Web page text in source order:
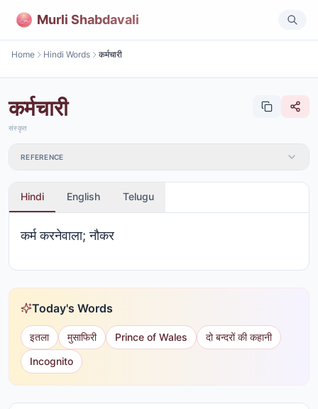
Murli Shabdavali
Home Hindi Words कर्मचारी
कर्मचारी
संस्कृत
REFERENCE
Hindi English Telugu
कर्म करनेवाला; नौकर
Today's Words
इतला मुसाफिरी Prince of Wales
दो बन्दरों की कहानी
Incognito